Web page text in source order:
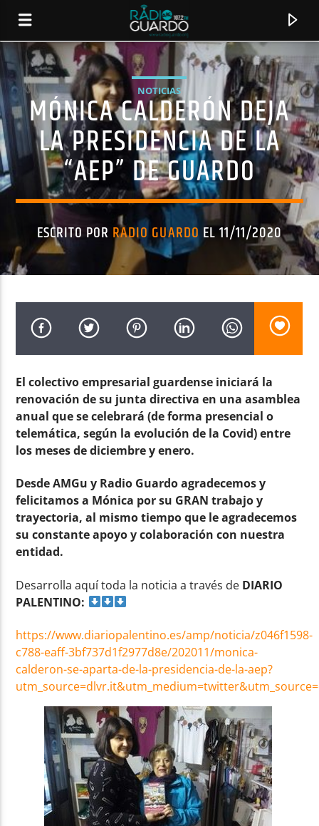
CANCIÓN ACTUAL
ARTISTA
Radio AMGu
NOTICIAS
MÓNICA CALDERÓN DEJA
LA PRESIDENCIA DE LA
“AEP” DE GUARDO
ESCRITO POR RADIO GUARDOEL 11/11/2020
El colectivo empresarial guardense iniciará la
renovación de su junta directiva en una asamblea
anual que se celebrará (de forma presencial o
telemática, según la evolución de la Covid) entre
los meses de diciembre y enero.
Desde AMGu y Radio Guardo agradecemos y
felicitamos a Mónica por su GRAN trabajo y
trayectoria, al mismo tiempo que le agradecemos
su constante apoyo y colaboración con nuestra
entidad.
Desarrolla aquí toda la noticia a través de DIARIO
PALENTINO:
https://www.diariopalentino.es/amp/noticia/z046f1598-
c788-eaff-3bf737d1f2977d8e/202011/monica-
calderon-se-aparta-de-la-presidencia-de-la-aep?